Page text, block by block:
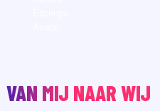
VAN MIJ NAAR WIJ